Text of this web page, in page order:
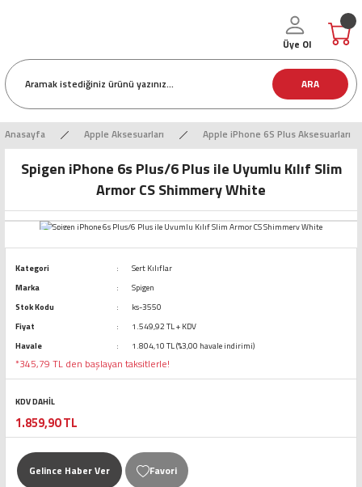
ARA
Üye Ol
Anasayfa Apple Aksesuarları Apple iPhone 6S Plus Aksesuarları
Spigen iPhone 6s Plus/6 Plus ile Uyumlu Kılıf Slim
Armor CS Shimmery White
Kategori
Sert Kılıflar
Marka
Spigen
Stok Kodu
ks-3550
Fiyat
1.549,92 TL + KDV
Havale
1.804,10 TL (%3,00 havale indirimi)
*345,79 TL den başlayan taksitlerle!
KDV DAHİL
1.859,90 TL
Gelince Haber Ver